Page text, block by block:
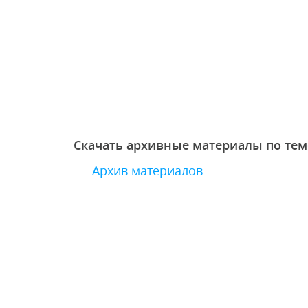
Скачать архивные материалы по
Архив материалов